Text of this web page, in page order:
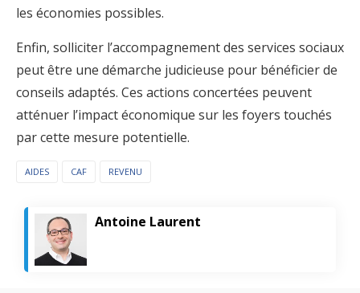
les économies possibles.
Enfin, solliciter l’accompagnement des services sociaux
peut être une démarche judicieuse pour bénéficier de
conseils adaptés. Ces actions concertées peuvent
atténuer l’impact économique sur les foyers touchés
par cette mesure potentielle.
AIDES CAF REVENU
Antoine Laurent